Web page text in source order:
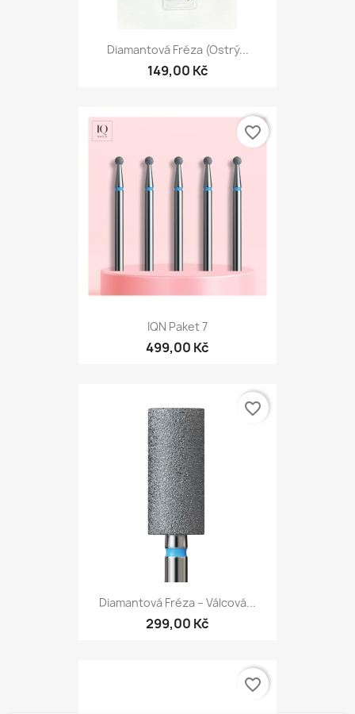
Diamantová Fréza (ostrý...
149,00 Kč
IQN Paket 7
499,00 Kč
favorite_border
Diamantová Fréza – Válcová...
299,00 Kč
favorite_border
favorite_border